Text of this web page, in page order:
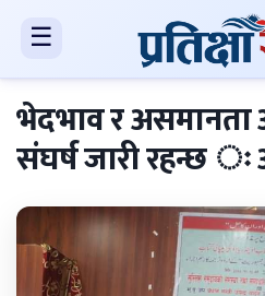
☰
भेदभाव र
संघर्ष जारी रहन्छ ः